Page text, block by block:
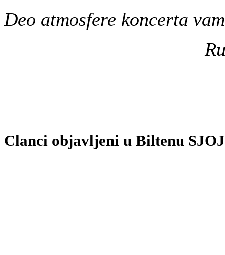
Deo atmosfere koncerta
Clanci objavljeni u Biltenu SJOJ